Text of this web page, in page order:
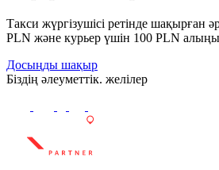
Такси жүргізушісі ретінде шақырған
PLN және курьер үшін 100 PLN
Досыңды шақыр
Біздің әлеуметтік. желілер